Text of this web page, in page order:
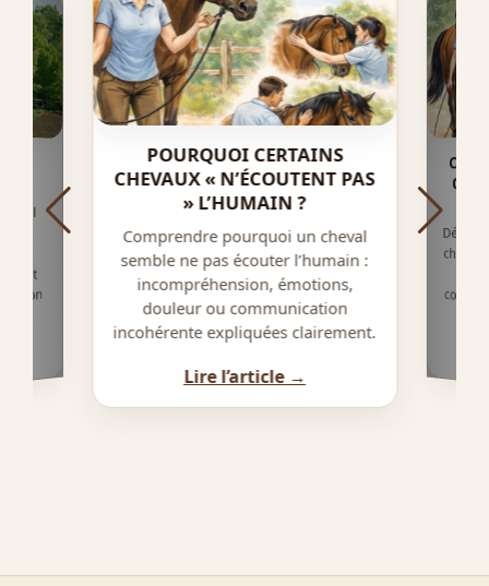
POURQUOI CERTAINS
CHEVAUX « N’ÉCOUTENT PAS
» L’HUMAIN ?
Comprendre pourquoi un cheval
semble ne pas écouter l’humain :
incompréhension, émotions,
douleur ou communication
incohérente expliquées clairement.
Lire l’article →
cheval
une